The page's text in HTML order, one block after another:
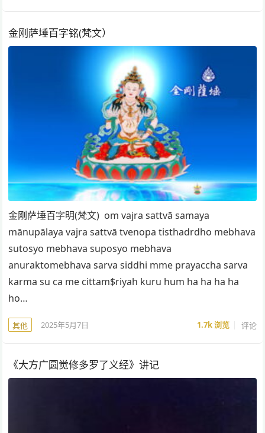
金刚萨埵百字铭(梵文）
金刚萨埵百字明(梵文) om vajra sattvā samaya
mānupālaya vajra sattvā tvenopa tisthadrdho mebhava
sutosyo mebhava suposyo mebhava
anuraktomebhava sarva siddhi mme prayaccha sarva
karma su ca me cittam$riyah kuru hum ha ha ha ha
ho…
其他 2025年5月7日 1.7k浏览 评论
《大方广圆觉修多罗了义经》讲记